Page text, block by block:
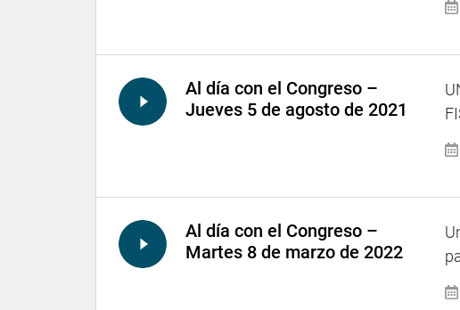
Al día con el Congreso –
Jueves 5 de agosto de 2021
Al día con el Congreso –
Martes 8 de marzo de 2022